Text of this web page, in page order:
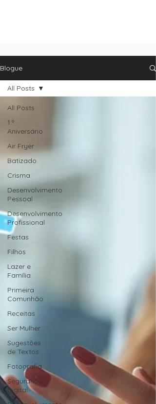
Blogue
All Posts
1.º
Aniversário
Air Fryer
Batizado
Crisma
Desenvolvimento
Pessoal
Desenvolvimento
Profissional
Festas
Filhos
Lazer e
Família
Primeira
Comunhão
Receitas
Ser Mulher
Sugestões
de Textos
Fotografia
Segurança
Digital
All Posts